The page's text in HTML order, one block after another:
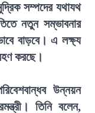
সম্পদের যথাযথ
নতুন সম্ভাবনার
বাড়বে। এ লক্ষ্য
করছে।
উন্নয়ন
তিনি বলেন,